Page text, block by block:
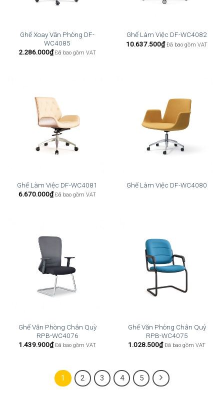
Ghế Xoay Văn Phòng DF-
WC4085
2.286.000₫ Đã bao gồm VAT
Ghế Làm Việc DF-WC4082
10.637.500₫ Đã bao gồm VAT
Ghế Làm Việc DF-WC4081
6.670.000₫ Đã bao gồm VAT
Ghế Làm Việc DF-WC4080
Ghế Văn Phòng Chân Quỳ
RPB-WC4076
1.439.900₫ Đã bao gồm VAT
Ghế Văn Phòng Chân Quỳ
RPB-WC4075
1.028.500₫ Đã bao gồm VAT
1 2 3 4 5